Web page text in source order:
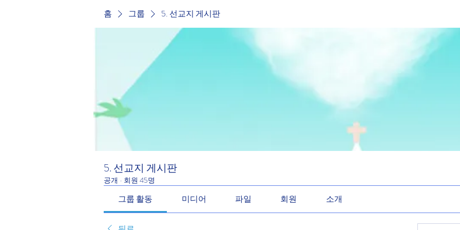
홈 그룹 5. 선교지 게시판
5. 선교지 게시판
공개 · 회원 45명
그룹 활동 미디어 파일 회원 소개